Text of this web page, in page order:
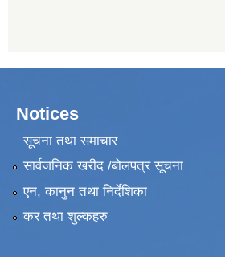
Notices
सूचना तथा समाचार
सार्वजनिक खरीद /बोलपत्र सूचना
एन, कानुन तथा निर्देशिका
कर तथा शुल्कहरु